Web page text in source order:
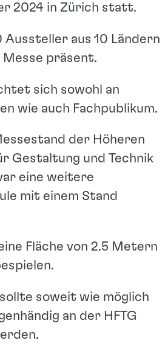
2024 in Zürich statt.
Aussteller aus 10 Ländern
präsent.
sich sowohl an
wie auch Fachpublikum.
der Höheren
Gestaltung und Technik
eine weitere
mit einem Stand
Fläche von 2.5 Metern
soweit wie möglich
an der HFTG